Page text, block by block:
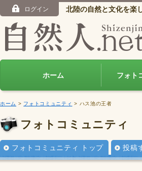
ログイン 北陸の自然と文化を楽
ホーム フォト
ホーム > フォトコミュニティ > ハス池の王者
フォトコミュニティ
フォトコミュニティ トップ 投稿